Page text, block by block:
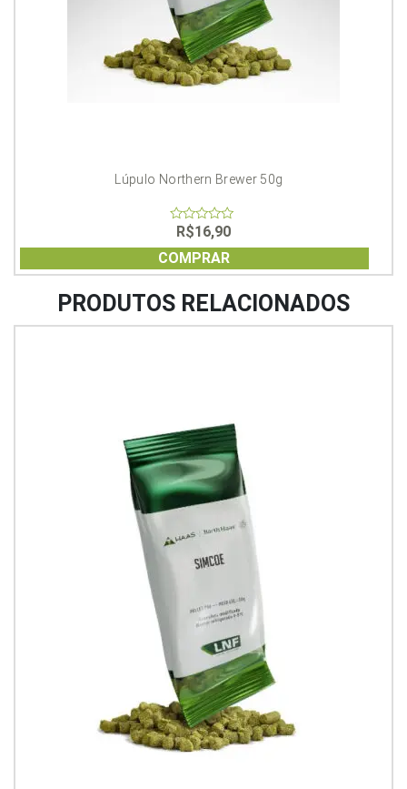
Lúpulo Northern Brewer 50g
of
5
R$16,90
COMPRAR
PRODUTOS RELACIONADOS